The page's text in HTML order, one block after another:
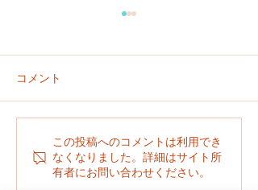
園だより７月号のお知ら
せ
コメント
この投稿へのコメントは利用でき
なくなりました。詳細はサイト所
有者にお問い合わせください。